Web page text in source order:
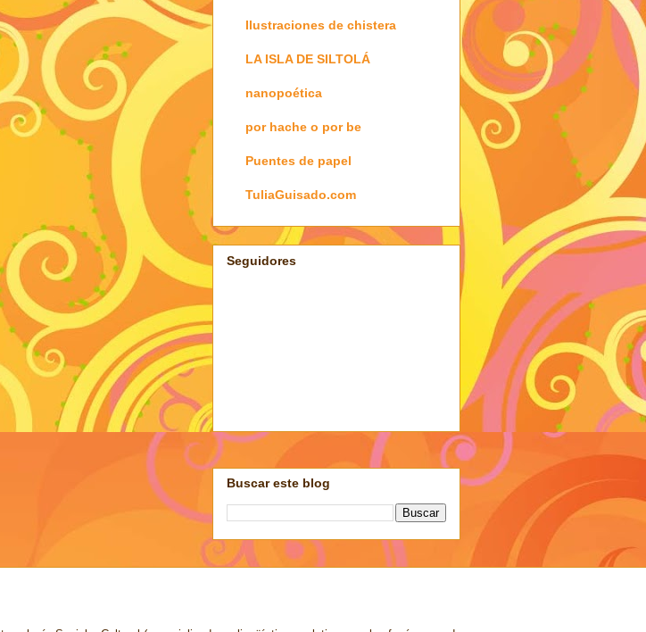
Ilustraciones de chistera
LA ISLA DE SILTOLÁ
nanopoética
por hache o por be
Puentes de papel
TuliaGuisado.com
Seguidores
Buscar este blog